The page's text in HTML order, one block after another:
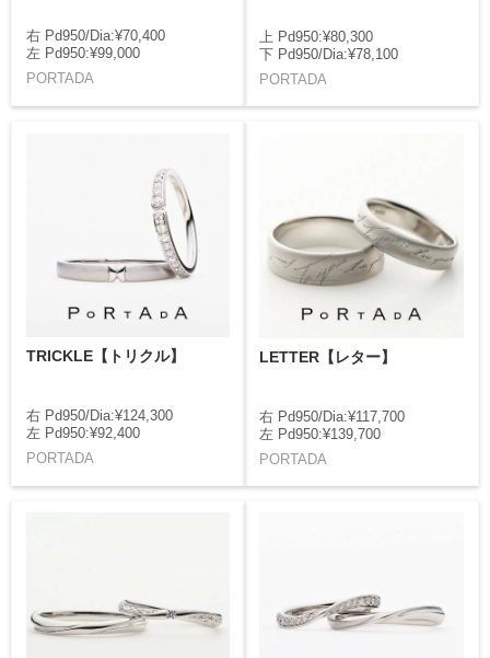
右 Pd950/Dia:¥70,400
左 Pd950:¥99,000
PORTADA
上 Pd950:¥80,300
下 Pd950/Dia:¥78,100
PORTADA
TRICKLE【トリクル】
右 Pd950/Dia:¥124,300
左 Pd950:¥92,400
PORTADA
LETTER【レター】
右 Pd950/Dia:¥117,700
左 Pd950:¥139,700
PORTADA